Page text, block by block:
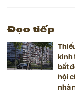
Đọc tiếp
kinh
bất
hội
nhà